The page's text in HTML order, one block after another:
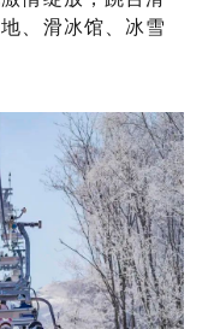
、滑冰馆、冰雪